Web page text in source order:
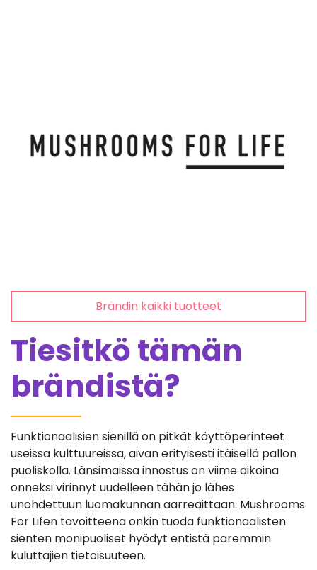
Brändin kaikki tuotteet
Tiesitkö tämän
brändistä?
Funktionaalisien sienillä on pitkät käyttöperinteet
useissa kulttuureissa, aivan erityisesti itäisellä pallon
puoliskolla. Länsimaissa innostus on viime aikoina
onneksi virinnyt uudelleen tähän jo lähes
unohdettuun luomakunnan aarreaittaan. Mushrooms
For Lifen tavoitteena onkin tuoda funktionaalisten
sienten monipuoliset hyödyt entistä paremmin
kuluttajien tietoisuuteen.